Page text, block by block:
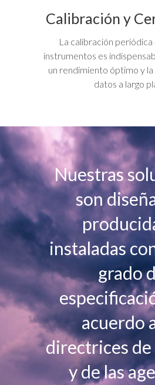
Calibración y
La calibración
instrumentos es
un rendimiento óptimo y
datos a largo
Nuestras
son
instaladas
grado
acuerdo
directrices
y de las